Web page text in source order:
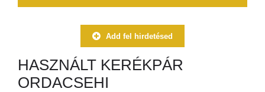
Add fel hirdetésed
HASZNÁLT KERÉKPÁR
ORDACSEHI